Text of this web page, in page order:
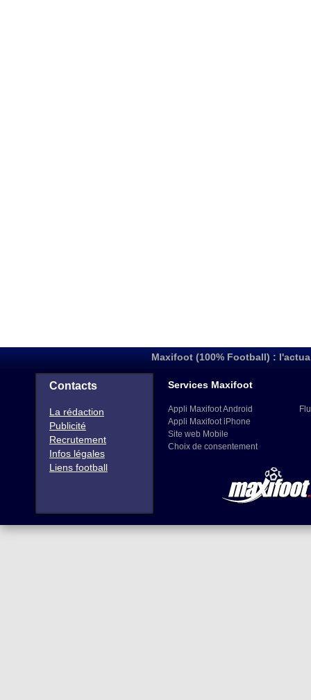
Maxifoot (100% Football) :
Contacts
La rédaction
Publicité
Recrutement
Infos légales
Liens football
Services Maxifoot
Appli Maxifoot Android
Appli Maxifoot iPhone
Site web Mobile
Choix de consentement